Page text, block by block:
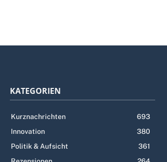
KATEGORIEN
Kurznachrichten
693
Innovation
380
Politik & Aufsicht
361